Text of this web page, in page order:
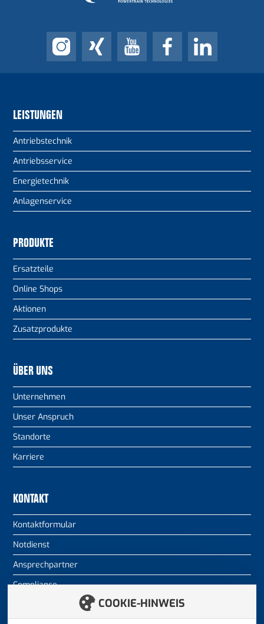
LEISTUNGEN
Antriebstechnik
Antriebsservice
Energietechnik
Anlagenservice
PRODUKTE
Ersatzteile
Online Shops
Aktionen
Zusatzprodukte
ÜBER UNS
Unternehmen
Unser Anspruch
Standorte
Karriere
KONTAKT
Kontaktformular
Notdienst
Ansprechpartner
Compliance
COOKIE-HINWEIS